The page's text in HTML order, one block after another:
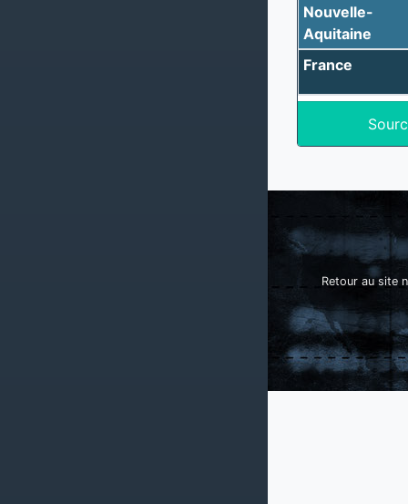
Nouvelle-
Aquitaine
France
Retour au site